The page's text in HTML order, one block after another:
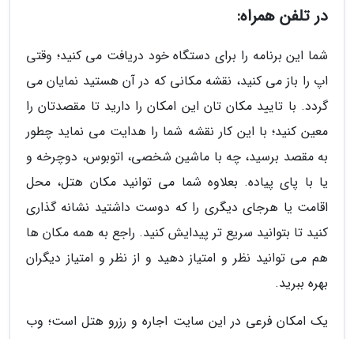
در تلفن همراه:
شما این برنامه را برای دستگاه خود دریافت می کنید؛ وقتی
اپ را باز می کنید، نقشه مکانی که در آن هستید نمایان می
گردد. با تایید مکان تان این امکان را دارید تا مقصدتان را
معین کنید؛ با این کار نقشه شما را هدایت می نماید چطور
به مقصد برسید، چه با ماشین شخصی، اتوبوس، دوچرخه و
یا با پای پیاده. بعلاوه شما می توانید مکان هتل، محل
اقامت یا هرجای دیگری را که دوست داشتید نشانه گذاری
کنید تا بتوانید سریع تر پیدایش کنید. راجع به همه مکان ها
هم می توانید نظر و امتیاز دهید و از نظر و امتیاز دیگران
بهره ببرید.
یک امکان فرعی در این سایت اجاره و رزرو هتل است؛ وب